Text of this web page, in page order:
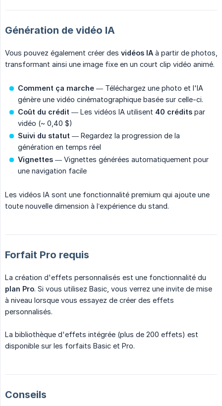
Génération de vidéo IA
Vous pouvez également créer des vidéos IA à partir de photos,
transformant ainsi une image fixe en un court clip vidéo animé.
Comment ça marche — Téléchargez une photo et l'IA
génère une vidéo cinématographique basée sur celle-ci.
Coût du crédit — Les vidéos IA utilisent 40 crédits par
vidéo (~ 0,40 $)
Suivi du statut — Regardez la progression de la
génération en temps réel
Vignettes — Vignettes générées automatiquement pour
une navigation facile
Les vidéos IA sont une fonctionnalité premium qui ajoute une
toute nouvelle dimension à l’expérience du stand.
Forfait Pro requis
La création d'effets personnalisés est une fonctionnalité du
plan Pro. Si vous utilisez Basic, vous verrez une invite de mise
à niveau lorsque vous essayez de créer des effets
personnalisés.
La bibliothèque d'effets intégrée (plus de 200 effets) est
disponible sur les forfaits Basic et Pro.
Conseils